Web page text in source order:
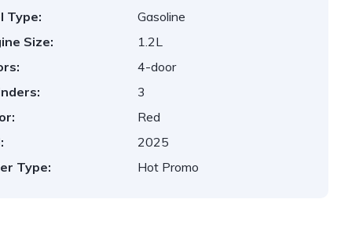
Type:
Gasoline
Size:
1.2L
4-door
3
Red
2025
Type:
Hot Promo